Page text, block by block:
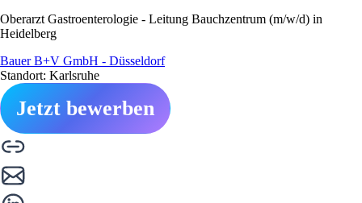
Oberarzt Gastroenterologie - Leitung Bauchzentrum (m/w/d) in
Heidelberg
Bauer B+V GmbH - Düsseldorf
Standort: Karlsruhe
Jetzt bewerben